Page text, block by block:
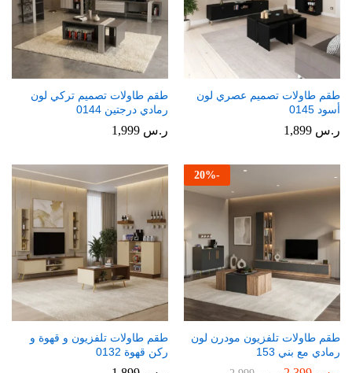
طقم طاولات تصميم عصري لون
أسود 0145
ر.س
طقم طاولات تصميم تركي لون
رمادي درجتين 0144
ر.س
-
20%
طقم طاولات تلفزيون مودرن لون
رمادي مع بني 153
طقم طاولات تلفزيون و قهوة و
ركن قهوة 0132